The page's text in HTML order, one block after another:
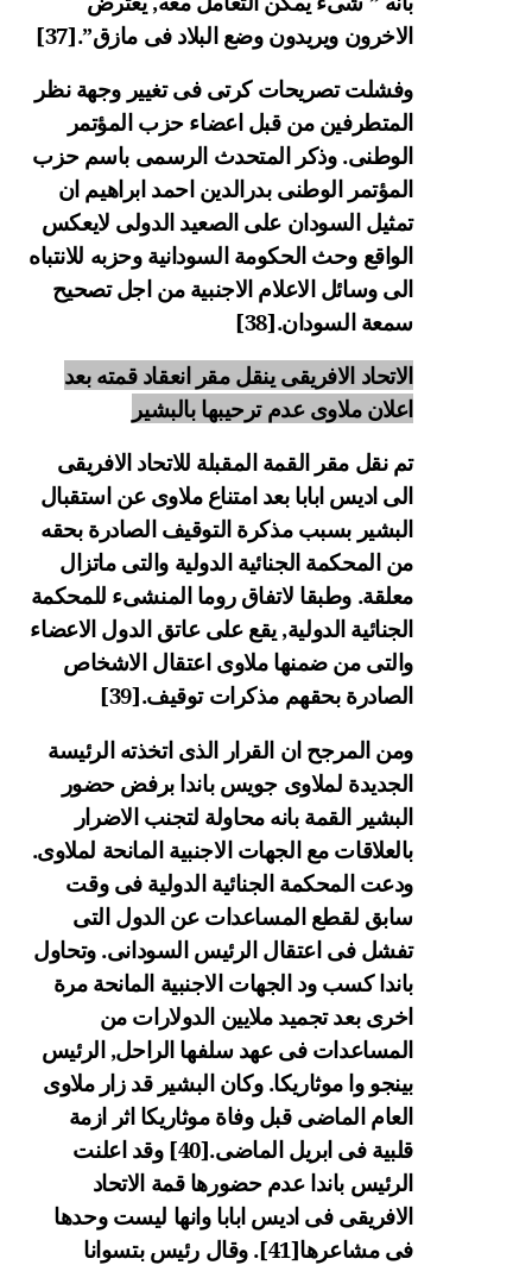
الاخرون ويريدون وضع البلاد فى مازق”.[37]
وفشلت تصريحات كرتى فى تغيير وجهة نظر
المتطرفين من قبل اعضاء حزب المؤتمر
الوطنى. وذكر المتحدث الرسمى باسم حزب
المؤتمر الوطنى بدرالدين احمد ابراهيم ان
تمثيل السودان على الصعيد الدولى لايعكس
الواقع وحث الحكومة السودانية وحزبه للانتباه
الى وسائل الاعلام الاجنبية من اجل تصحيح
سمعة السودان.[38]
الاتحاد الافريقى ينقل مقر انعقاد قمته بعد
اعلان ملاوى عدم ترحيبها بالبشير
تم نقل مقر القمة المقبلة للاتحاد الافريقى
الى اديس ابابا بعد امتناع ملاوى عن استقبال
البشير بسبب مذكرة التوقيف الصادرة بحقه
من المحكمة الجنائية الدولية والتى ماتزال
معلقة. وطبقا لاتفاق روما المنشىء للمحكمة
الجنائية الدولية, يقع على عاتق الدول الاعضاء
والتى من ضمنها ملاوى اعتقال الاشخاص
الصادرة بحقهم مذكرات توقيف.[39]
ومن المرجح ان القرار الذى اتخذته الرئيسة
الجديدة لملاوى جويس باندا برفض حضور
البشير القمة بانه محاولة لتجنب الاضرار
بالعلاقات مع الجهات الاجنبية المانحة لملاوى.
ودعت المحكمة الجنائية الدولية فى وقت
سابق لقطع المساعدات عن الدول التى
تفشل فى اعتقال الرئيس السودانى. وتحاول
باندا كسب ود الجهات الاجنبية المانحة مرة
اخرى بعد تجميد ملايين الدولارات من
المساعدات فى عهد سلفها الراحل, الرئيس
بينجو وا موثاريكا. وكان البشير قد زار ملاوى
العام الماضى قبل وفاة موثاريكا اثر ازمة
قلبية فى ابريل الماضى.[40]
وقد اعلنت
الرئيس باندا عدم حضورها قمة الاتحاد
الافريقى فى اديس ابابا وانها ليست وحدها
فى مشاعرها[41]
. وقال رئيس بتسوانا